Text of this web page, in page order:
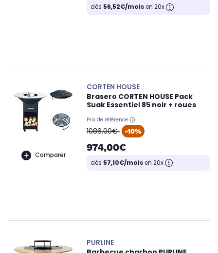
dès 56,52€/moisen 20x
Comparer
CORTEN HOUSE
Brasero CORTEN HOUSE Pack
Suak Essentiel 85 noir + roues
Prix de référence
oldPrice
1086,00€ -10%
974,00€
dès 57,10€/moisen 20x
PURLINE